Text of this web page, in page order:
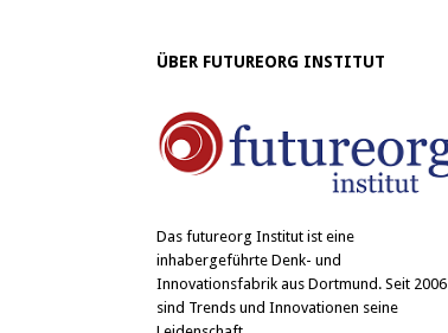
ÜBER FUTUREORG INSTITUT
Das futureorg Institut ist eine
inhabergeführte Denk- und
Innovationsfabrik aus Dortmund. Seit 2006
sind Trends und Innovationen seine